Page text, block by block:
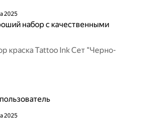
2025
набор с качественными
краска Tattoo Ink Сет "Черно-
2025